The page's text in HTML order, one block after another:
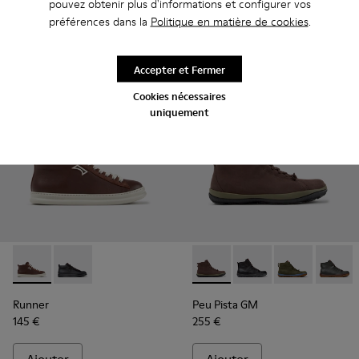
pouvez obtenir plus d'informations et configurer vos
préférences dans la Politique en matière de cookies.
Cookies nécessaires
uniquement
Accepter et Fermer
Ajouter
Runner - K300550-003 - Baskets en cuir et nubuck marron
Runner - K300550-004
Runner
145 €
Peu Pista GM - K300287-
Peu Pista GM -
Peu Pista GM
Peu
Peu Pista GM
255 €